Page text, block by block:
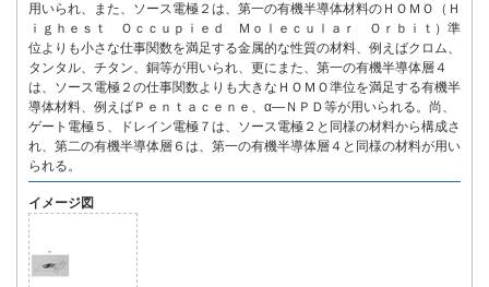
用いられ、また、ソース電極２は、第一の有機半導体材料のＨＯＭＯ（Ｈ
ｉｇｈｅｓｔ Ｏｃｃｕｐｉｅｄ Ｍｏｌｅｃｕｌａｒ Ｏｒｂｉｔ）準
位よりも小さな仕事関数を満足する金属的な性質の材料、例えばクロム、
タンタル、チタン、銅等が用いられ、更にまた、第一の有機半導体層４
は、ソース電極２の仕事関数よりも大きなＨＯＭＯ準位を満足する有機半
導体材料、例えばＰｅｎｔａｃｅｎｅ、α―ＮＰＤ等が用いられる。尚、
ゲート電極５、ドレイン電極７は、ソース電極２と同様の材料から構成さ
れ、第二の有機半導体層６は、第一の有機半導体層４と同様の材料が用い
られる。
イメージ図